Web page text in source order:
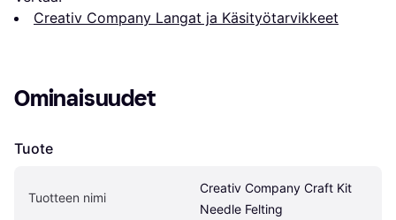
Creativ Company Langat ja Käsityötarvikkeet
Ominaisuudet
Tuote
Tuotteen nimi
Creativ Company Craft Kit
Needle Felting